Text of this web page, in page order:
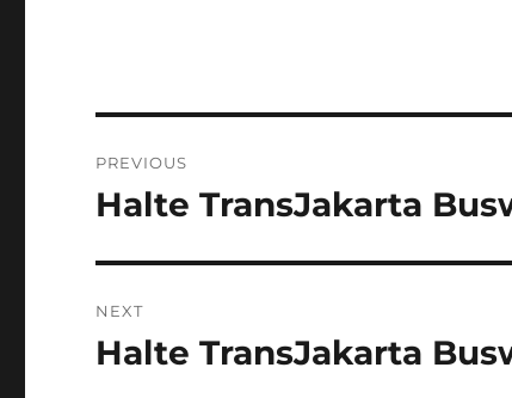
navigation
PREVIOUS
Previous
Halte TransJakarta
NEXT
Next
Halte TransJakarta